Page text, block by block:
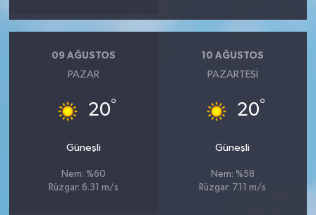
09 AĞUSTOS
PAZAR
20°
Güneşli
Nem: %60
Rüzgar: 6.31 m/s
10 AĞUSTOS
PAZARTESI
20°
Güneşli
Nem: %58
Rüzgar: 7.11 m/s